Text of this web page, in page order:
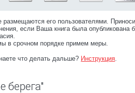
размещаются его пользователями.
если Ваша книга была опубликована
в срочном порядке примем меры.
что делать дальше? Инструкция.
берега"